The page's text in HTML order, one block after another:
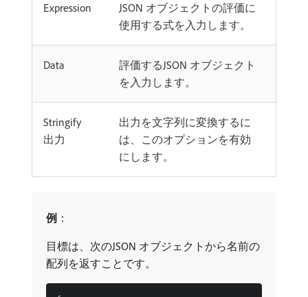
Expression
JSON オブジェクトの評価に
使用する式を入力します。
Data
評価するJSON オブジェクト
を入力します。
Stringify
出力
出力を文字列に変換するに
は、このオプションを有効
にします。
例 ：
目標は、次のJSON オブジェクトから名前の
配列を返すことです。